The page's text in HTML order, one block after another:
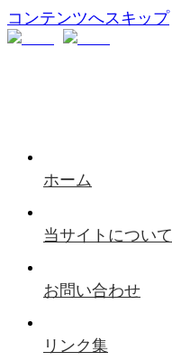
コンテンツへスキップ
ホーム
当サイトについて
お問い合わせ
リンク集